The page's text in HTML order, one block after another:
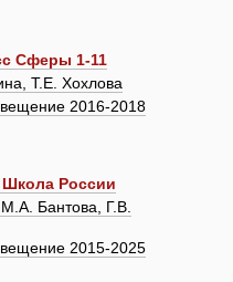
Сферы 1-11
Т.Е. Хохлова
2016-2018
Школа России
Бантова, Г.В.
2015-2025